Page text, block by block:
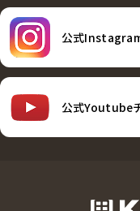
公式
公式Youtube